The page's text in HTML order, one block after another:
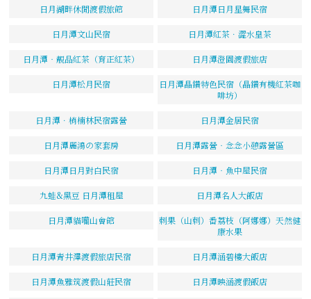
日月湖畔休閒渡假旅館 日月潭日月星舞民宿
日月潭文山民宿 日月潭紅茶．澀水皇茶
日月潭‧靚品紅茶（育正紅茶） 日月潭澄園渡假旅店
日月潭松月民宿
日月潭晶鑽特色民宿（晶鑽有機紅茶咖
啡坊）
日月潭．梢楠林民宿露營 日月潭金居民宿
日月潭麗鴻の家套房 日月潭露營‧念念小憩露營區
日月潭日月對白民宿 日月潭‧魚中屋民宿
九蛙&黑豆 日月潭租屋 日月潭名人大飯店
日月潭貓囒山會館
刺果（山刺）番荔枝（阿娜娜）天然健
康水果
日月潭青井澤渡假旅店民宿 日月潭涵碧樓大飯店
日月潭魚雅筑渡假山莊民宿 日月潭映涵渡假飯店